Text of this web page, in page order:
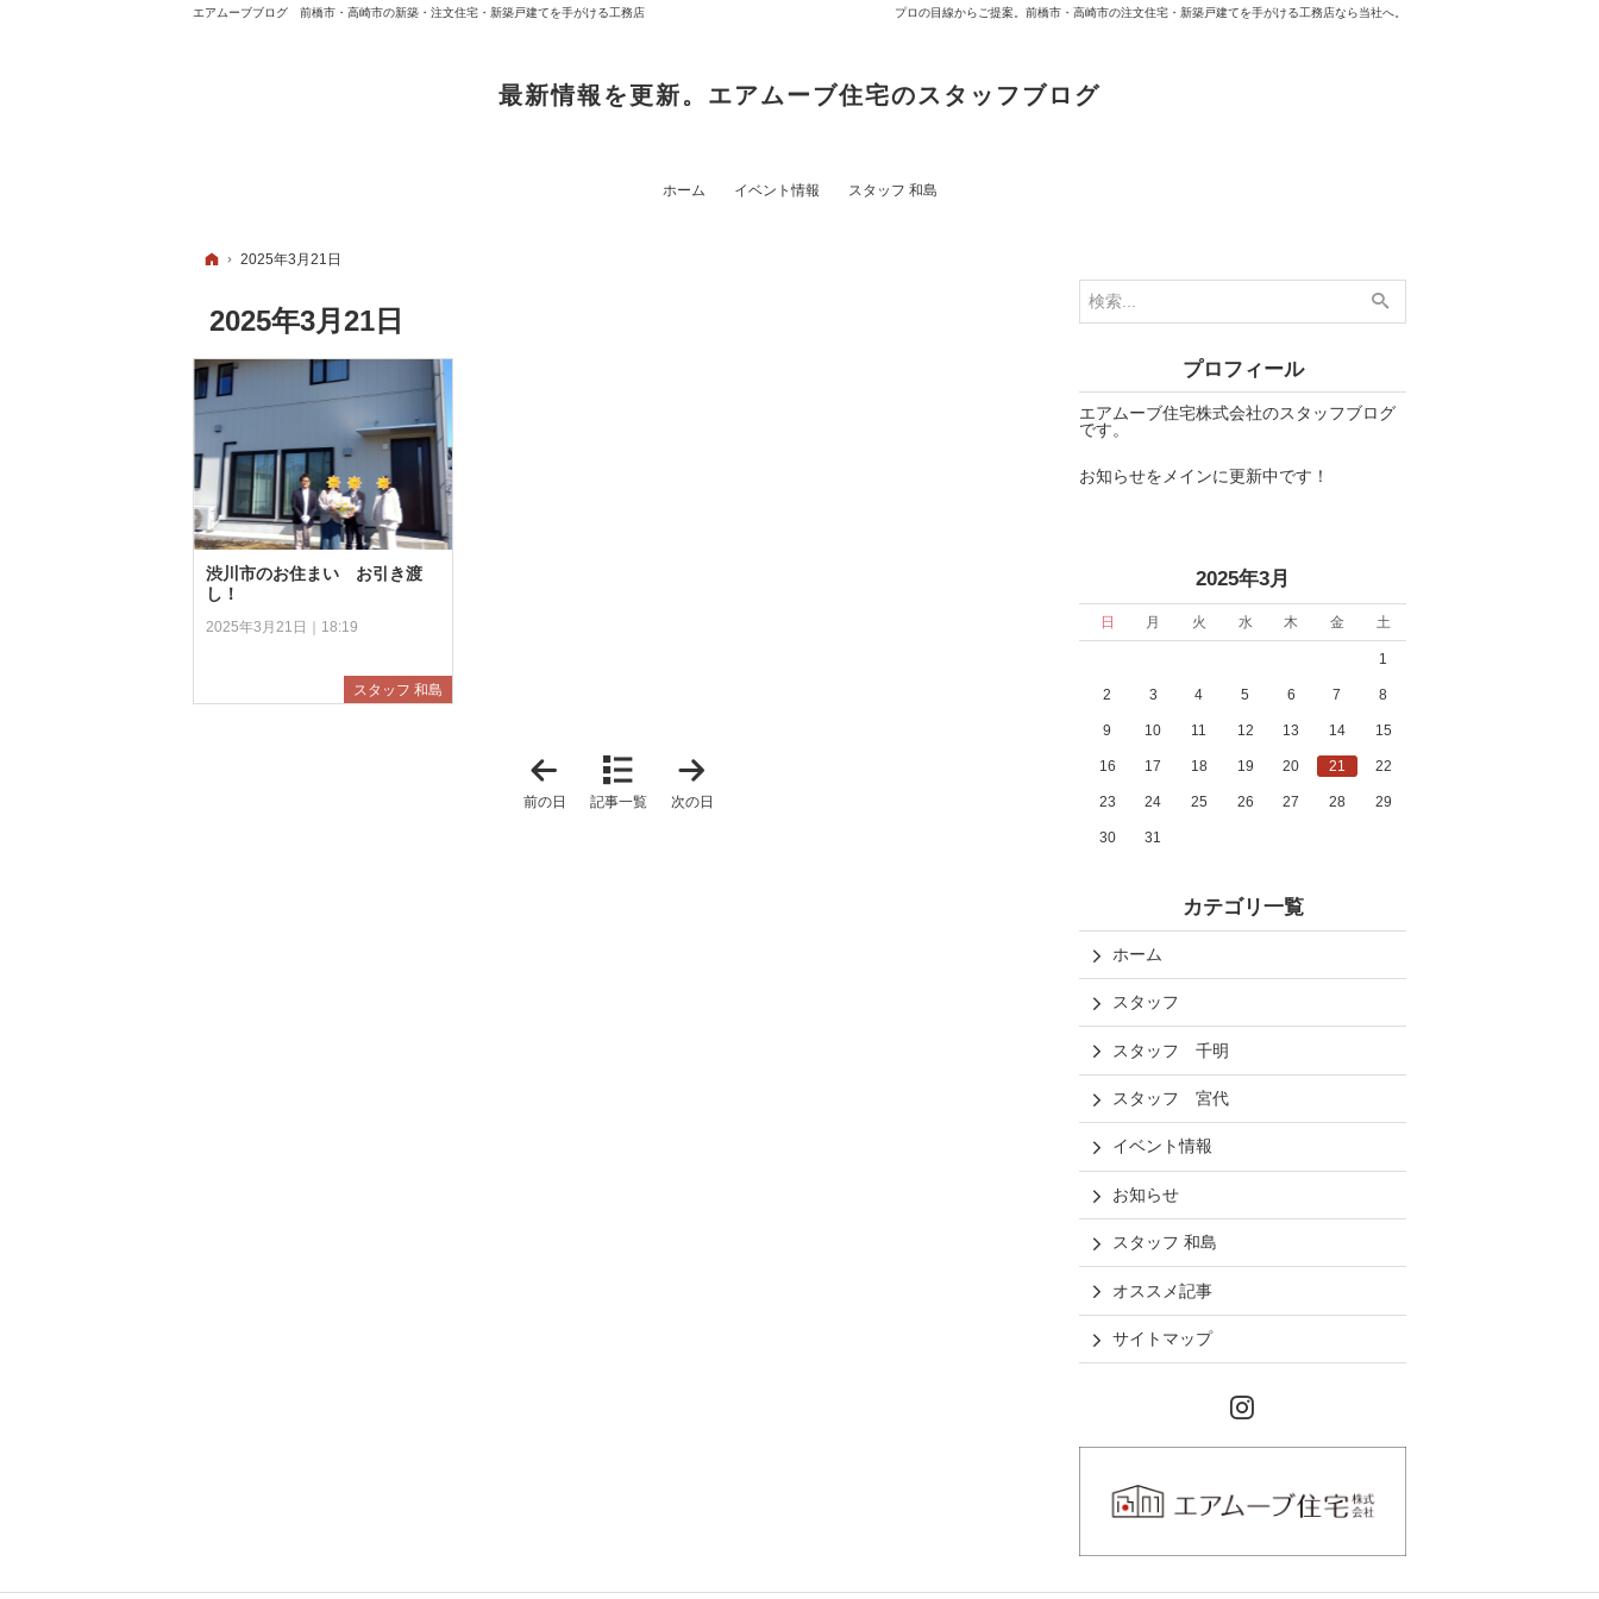
ホーム
2025年3月21日
2025年3月21日
プロの目線からご提案。前橋市・高崎市の注文住宅・新築戸建てを手がける工務店なら当社へ。
エアムーブブログ 前橋市・高崎市の新築・注文住宅・新築戸建てを手がける工務店
最新情報を更新。エアムーブ住宅のスタッフブログ
スタッフ 和島
渋川市のお住まい お引き渡
し！
2025年3月21日｜18:19
前の日 記事一覧 次の日
プロフィール
エアムーブ住宅株式会社のスタッフブログ
です。
お知らせをメインに更新中です！
2025年3月
日 月 火 水 木 金 土
1
2 3 4 5 6 7 8
9 10 11 12 13 14 15
16 17 18 19 20 21 22
23 24 25 26 27 28 29
30 31
カテゴリ一覧
ホーム
スタッフ
スタッフ 千明
スタッフ 宮代
イベント情報
お知らせ
スタッフ 和島
オススメ記事
サイトマップ
ホーム イベント情報 スタッフ 和島